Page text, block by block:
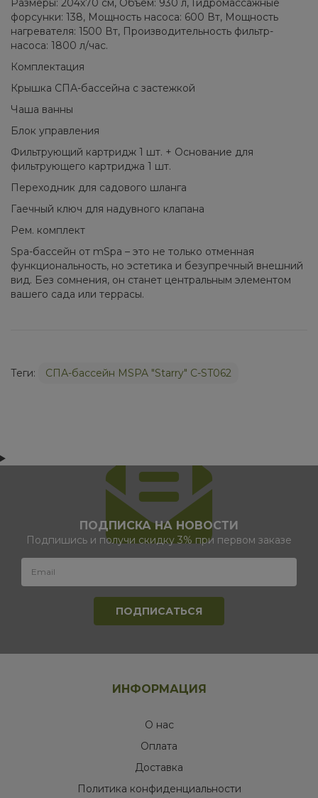
Размеры: 204х70 см, Объем: 930 л, Гидромассажные
форсунки: 138, Мощность насоса: 600 Вт, Мощность
нагревателя: 1500 Вт, Производительность фильтр-
насоса: 1800 л/час.
Комплектация
Крышка СПА-бассейна с застежкой
Чаша ванны
Блок управления
Фильтрующий картридж 1 шт. + Основание для
фильтрующего картриджа 1 шт.
Переходник для садового шланга
Гаечный ключ для надувного клапана
Рем. комплект
Spa-бассейн от mSpa – это не только отменная
функциональность, но эстетика и безупречный внешний
вид. Без сомнения, он станет центральным элементом
вашего сада или террасы.
Теги: СПА-бассейн MSPA "Starry" C-ST062
ПОДПИСКА НА НОВОСТИ
Подпишись и получи скидку 3% при первом заказе
ИНФОРМАЦИЯ
О нас
Оплата
Доставка
Политика конфиденциальности